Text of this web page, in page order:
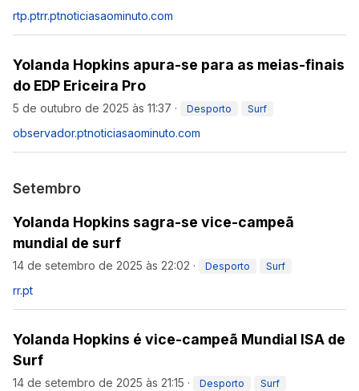
rtp.ptrr.ptnoticiasaominuto.com
Yolanda Hopkins apura-se para as meias-finais
do EDP Ericeira Pro
5 de outubro de 2025 às 11:37 · Desporto Surf
observador.ptnoticiasaominuto.com
Setembro
Yolanda Hopkins sagra-se vice-campeã
mundial de surf
14 de setembro de 2025 às 22:02 · Desporto Surf
rr.pt
Yolanda Hopkins é vice-campeã Mundial ISA de
Surf
14 de setembro de 2025 às 21:15 · Desporto Surf